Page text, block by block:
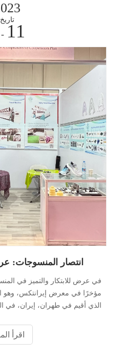
تاريخ
11
- 07
انتصار المنسوجات:
في عرض للابتكار والتميز في
مؤخرًا في معرض إيرانتكس، وهو
من الأقمشة المحبوكة، والتي
اقرأ